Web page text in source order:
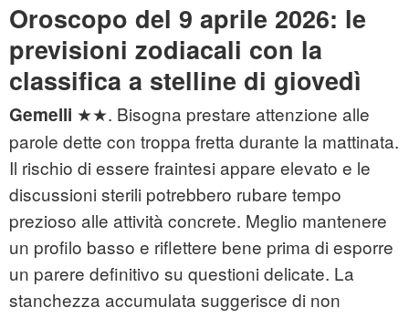
Oroscopo del 9 aprile 2026: le
previsioni zodiacali con la
classifica a stelline di giovedì
Gemelli ★★. Bisogna prestare attenzione alle
parole dette con troppa fretta durante la mattinata.
Il rischio di essere fraintesi appare elevato e le
discussioni sterili potrebbero rubare tempo
prezioso alle attività concrete. Meglio mantenere
un profilo basso e riflettere bene prima di esporre
un parere definitivo su questioni delicate. La
stanchezza accumulata suggerisce di non